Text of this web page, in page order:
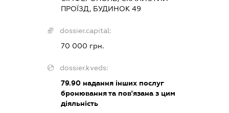
ПРОЇЗД, БУДИНОК 49
dossier.capital:
70 000 грн.
dossier.kveds:
79.90надання інших послуг
бронювання та пов'язана з цим
діяльність